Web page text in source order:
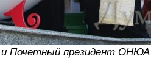
Почетный президент ОНЮА